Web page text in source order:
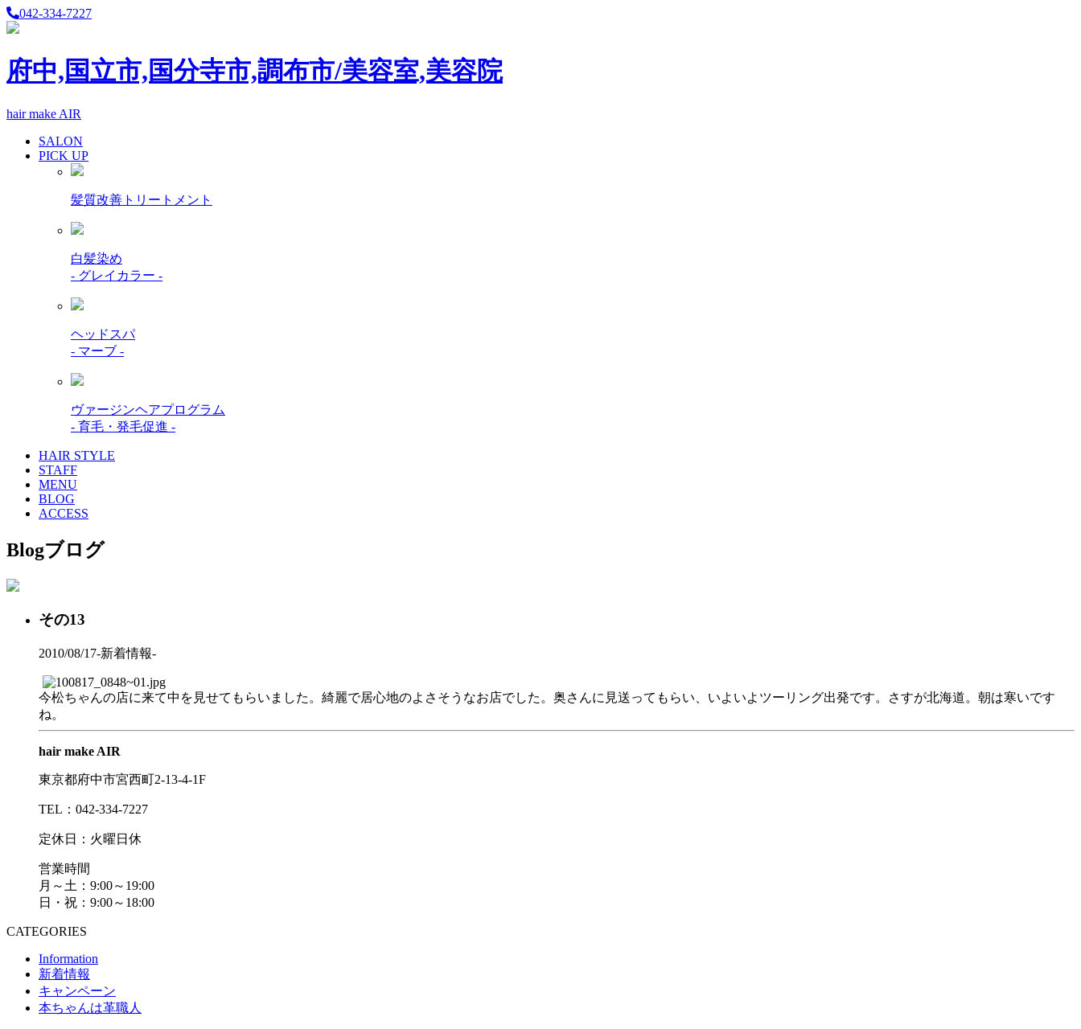
042-334-7227
府中,国立市,国分寺市,調布市/美容室,美容院
hair make AIR
SALON
PICK UP
髪質改善トリートメント
白髪染め
- グレイカラー -
ヘッドスパ
- マーブ -
ヴァージンヘアプログラム
- 育毛・発毛促進 -
HAIR STYLE
STAFF
MENU
BLOG
ACCESS
Blogブログ
その13
2010/08/17-新着情報-
今松ちゃんの店に来て中を見せてもらいました。綺麗で居心地のよさそうなお店でした。奥さんに見送ってもらい、いよいよツーリング出発です。さすが北海道。朝は寒いです
ね。
hair make AIR
東京都府中市宮西町2-13-4-1F
TEL：042-334-7227
定休日：火曜日休
営業時間
月～土：9:00～19:00
日・祝：9:00～18:00
CATEGORIES
Information
新着情報
キャンペーン
本ちゃんは革職人